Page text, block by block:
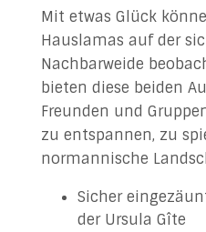
Mit etwas Glück
Hauslamas auf der
Nachbarweide
bieten diese beiden
Freunden und
zu entspannen, zu
normannische
Sicher
der Ursula Gîte